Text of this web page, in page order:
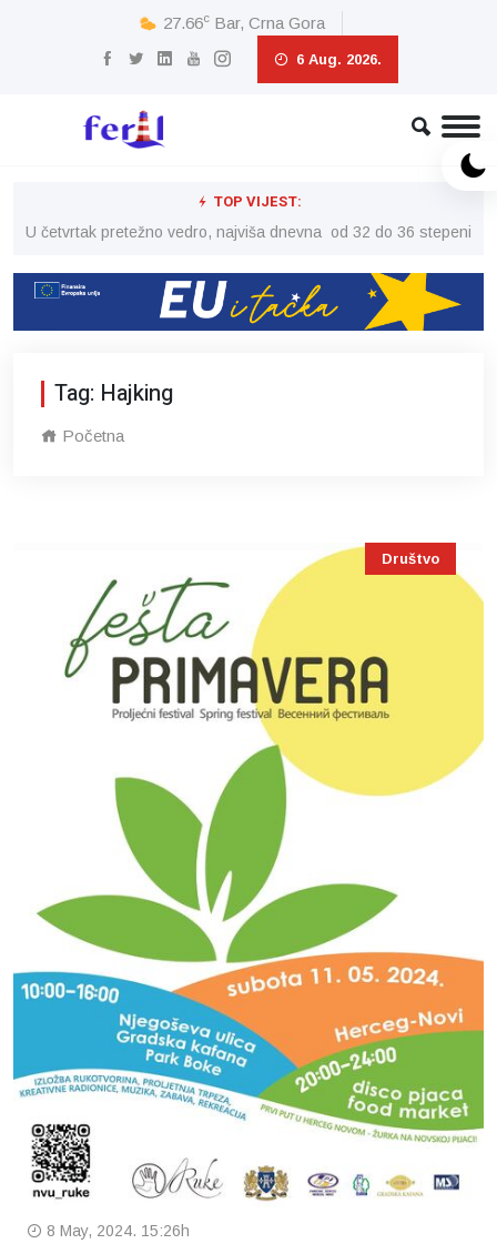
27.66c Bar, Crna Gora
6 Aug. 2026.
TOP VIJEST:
U četvrtak pretežno vedro, najviša dnevna od 32 do 36 stepeni
Tag: Hajking
Početna
Društvo
8 May, 2024. 15:26h